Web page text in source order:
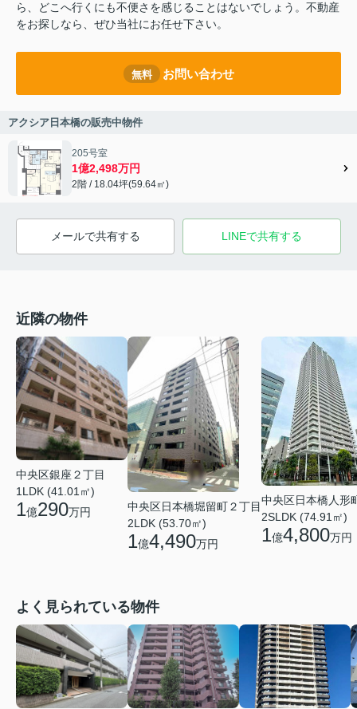
ら、どこへ行くにも不便さを感じることはないでしょう。不動産
をお探しなら、ぜひ当社にお任せ下さい。
無料 お問い合わせ
アクシア日本橋の販売中物件
205号室
1億2,498万円
2階 / 18.04坪(59.64㎡)
メールで共有する LINEで共有する
近隣の物件
中央区銀座２丁目
1LDK (41.01㎡)
1億290万円
中央区日本橋堀留町２丁目
2LDK (53.70㎡)
1億4,490万円
中央区日本橋人形
2SLDK (74.91㎡)
1億4,800万円
よく見られている物件